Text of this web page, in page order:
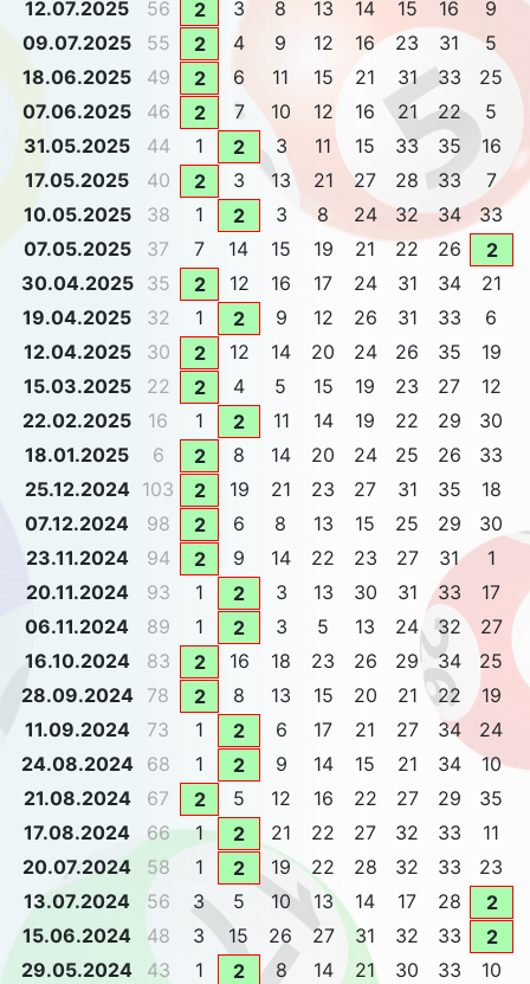
12.07.2025
56 2 3 8 13 14 15 16
9
09.07.2025
55 2 4 9 12 16 23 31
5
18.06.2025
49 2 6 11 15 21 31 33
25
07.06.2025
46 2 7 10 12 16 21 22
5
31.05.2025
44 1 2 3 11 15 33 35
16
17.05.2025
40 2 3 13 21 27 28 33
7
10.05.2025
38 1 2 3 8 24 32 34
33
07.05.2025
37 7 14 15 19 21 22 26
2
30.04.2025
35 2 12 16 17 24 31 34
21
19.04.2025
32 1 2 9 12 26 31 33
6
12.04.2025
30 2 12 14 20 24 26 35
19
15.03.2025
22 2 4 5 15 19 23 27
12
22.02.2025
16 1 2 11 14 19 22 29
30
18.01.2025
6 2 8 14 20 24 25 26
33
25.12.2024 103 2 19 21 23 27 31 35
18
07.12.2024
98 2 6 8 13 15 25 29
30
23.11.2024
94 2 9 14 22 23 27 31
1
20.11.2024
93 1 2 3 13 30 31 33
17
06.11.2024
89 1 2 3 5 13 24 32
27
16.10.2024
83 2 16 18 23 26 29 34
25
28.09.2024
78 2 8 13 15 20 21 22
19
11.09.2024
73 1 2 6 17 21 27 34
24
24.08.2024
68 1 2 9 14 15 21 34
10
21.08.2024
67 2 5 12 16 22 27 29
35
17.08.2024
66 1 2 21 22 27 32 33
11
20.07.2024
58 1 2 19 22 28 32 33
23
13.07.2024
56 3 5 10 13 14 17 28
2
15.06.2024
48 3 15 26 27 31 32 33
2
29.05.2024
43 1 2 8 14 21 30 33
10